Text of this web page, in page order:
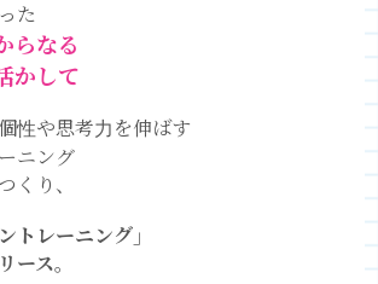
た
らなる
かして
性や思考力を伸ばす
ニング
くり、
トレーニング」
ース。